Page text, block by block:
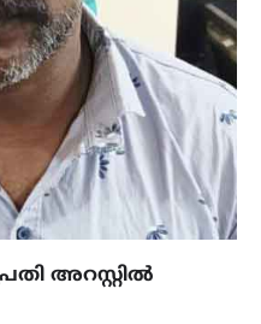
അറസ്റ്റിൽ